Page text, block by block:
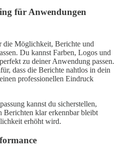
für Anwendungen
die Möglichkeit, Berichte und
Du kannst Farben, Logos und
zu deiner Anwendung passen.
dass die Berichte nahtlos in dein
professionellen Eindruck
kannst du sicherstellen,
Berichten klar erkennbar bleibt
erhöht wird.